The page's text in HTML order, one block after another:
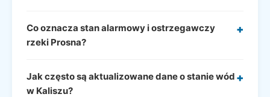
Co oznacza stan alarmowy i ostrzegawczy
rzeki Prosna?
+
Jak często są aktualizowane dane o stanie wód
w Kaliszu?
+